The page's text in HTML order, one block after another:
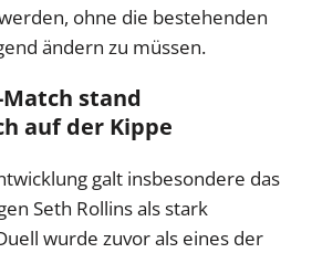
ohne die bestehenden
ändern zu müssen.
stand
auf der Kippe
galt insbesondere das
Seth Rollins als stark
wurde zuvor als eines der